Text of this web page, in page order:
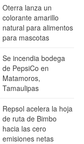
Oterra lanza un
colorante amarillo
natural para alimentos
para mascotas
Se incendia bodega
de PepsiCo en
Matamoros,
Tamaulipas
Repsol acelera la hoja
de ruta de Bimbo
hacia las cero
emisiones netas